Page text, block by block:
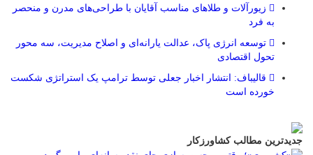
زیورآلات و طلاهای مناسب آقایان با طراحی‌های مدرن و منحصر
به فرد
توسعه انرژی پاک، عدالت یارانه‌ای و اصلاح مدیریت، سه محور
تحول اقتصادی
قالیباف: انتشار اخبار جعلی توسط ترامپ یک استراتژی شکست
خورده است
جدیدترین مطالب کشاورزکار